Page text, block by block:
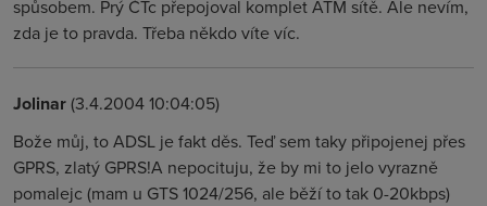
spůsobem. Prý ČTc přepojoval komplet ATM sítě. Ale nevím,
zda je to pravda. Třeba někdo víte víc.
Jolinar(3.4.2004 10:04:05)
Bože můj, to ADSL je fakt děs. Teď sem taky připojenej přes
GPRS, zlatý GPRS!A nepocituju, že by mi to jelo vyrazně
pomalejc (mam u GTS 1024/256, ale běží to tak 0-20kbps)